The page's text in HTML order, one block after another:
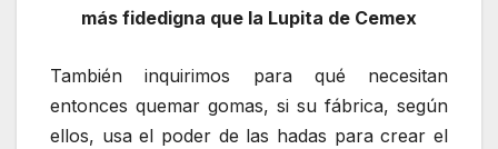
más fidedigna que la Lupita de Cemex
También inquirimos para qué necesitan
entonces quemar gomas, si su fábrica, según
ellos, usa el poder de las hadas para crear el